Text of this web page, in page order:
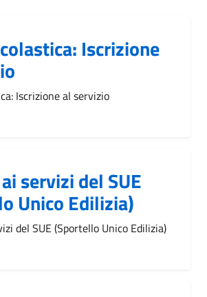
Iscrizione
Iscrizione al servizio
servizi del SUE
Unico Edilizia)
del SUE (Sportello Unico Edilizia)